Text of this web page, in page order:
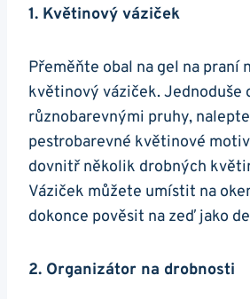
1. Květinový váziček
Přeměňte obal na gel na praní
květinový váziček. Jednoduše
různobarevnými pruhy,
pestrobarevné květinové
dovnitř několik drobných
Váziček můžete umístit na
dokonce pověsit na‍ zeď jako
2. Organizátor na drobnosti